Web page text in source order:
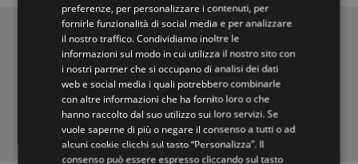
Scale interne
Scale a chiocciola e scale per interni
dal 1966
Scale interne moderne, scala a chiocciola ,scale a sbalzo
ringhiera
scale elicoidali scale retrattili e scale per esterni.
preferenze, per personalizzare i contenuti, per
fornirle funzionalità di social media e per analizzare
il nostro traffico. Condividiamo inoltre le
informazioni sul modo in cui utilizza il nostro sito con
i nostri partner che si occupano di analisi dei dati
web e social media i quali potrebbero combinarle
con altre informazioni che ha fornito loro o che
hanno raccolto dal suo utilizzo sui loro servizi. Se
vuole saperne di più o negare il consenso a tutti o ad
alcuni cookie clicchi sul tasto “Personalizza”. Il
consenso può essere espresso cliccando sul tasto